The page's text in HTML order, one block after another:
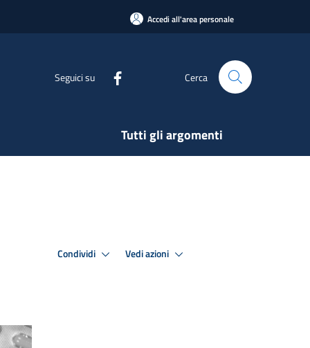
Accedi all'area personale
Seguici su Cerca
Tutti gli argomenti
Condividi Vedi azioni